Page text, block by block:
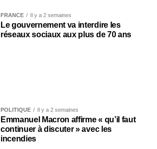
FRANCE Il y a 2 semaines
Le gouvernement va interdire les
réseaux sociaux aux plus de 70 ans
POLITIQUE Il y a 2 semaines
Emmanuel Macron affirme « qu’il faut
continuer à discuter » avec les
incendies